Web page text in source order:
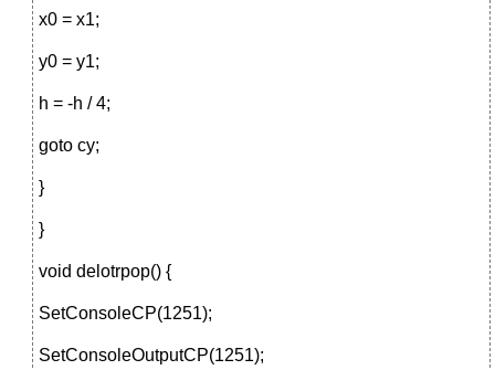
x0 = x1;
y0 = y1;
h = -h / 4;
goto cy;
}
}
void delotrpop() {
SetConsoleCP(1251);
SetConsoleOutputCP(1251);